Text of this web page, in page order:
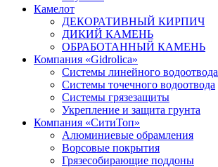
Камелот
ДЕКОРАТИВНЫЙ КИРПИЧ
ДИКИЙ КАМЕНЬ
ОБРАБОТАННЫЙ КАМЕНЬ
Компания «Gidrolica»
Системы линейного водоотвода
Системы точечного водоотвода
Системы грязезащиты
Укрепление и защита грунта
Компания «СитиТоп»
Алюминиевые обрамления
Ворсовые покрытия
Грязесобирающие поддоны